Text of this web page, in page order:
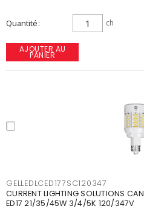
Quantité ch
AJOUTER AU
PANIER
GELLEDLCED177SC120347
CURRENT LIGHTING SOLUTIONS
ED17 21/35/45W 3/4/5K 120/347V